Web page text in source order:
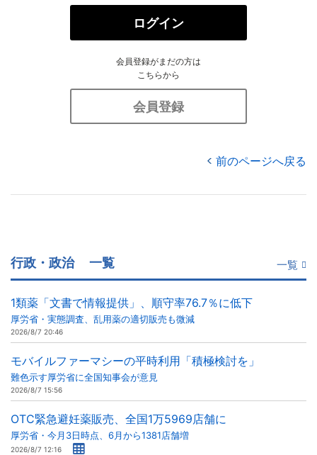
ログイン
会員登録がまだの方は
こちらから
会員登録
前のページへ戻る
行政・政治 一覧 一覧
1類薬「文書で情報提供」、順守率76.7％に低下
厚労省・実態調査、乱用薬の適切販売も微減
2026/8/7 20:46
モバイルファーマシーの平時利用「積極検討を」
難色示す厚労省に全国知事会が意見
2026/8/7 15:56
OTC緊急避妊薬販売、全国1万5969店舗に
厚労省・今月3日時点、6月から1381店舗増
2026/8/7 12:16